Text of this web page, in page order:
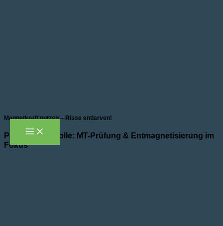
Magnetkraft nutzen – Risse entlarven!
Perfekte Kontrolle: MT-Prüfung & Entmagnetisierung im
Fokus